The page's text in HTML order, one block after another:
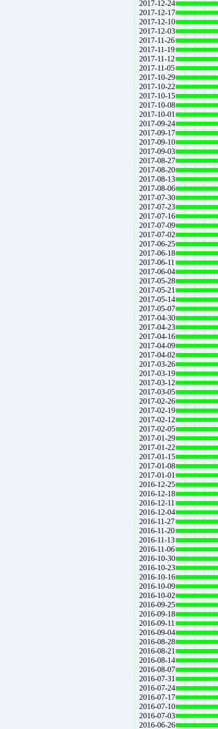
2017-12-24
2017-12-17
2017-12-10
2017-12-03
2017-11-26
2017-11-19
2017-11-12
2017-11-05
2017-10-29
2017-10-22
2017-10-15
2017-10-08
2017-10-01
2017-09-24
2017-09-17
2017-09-10
2017-09-03
2017-08-27
2017-08-20
2017-08-13
2017-08-06
2017-07-30
2017-07-23
2017-07-16
2017-07-09
2017-07-02
2017-06-25
2017-06-18
2017-06-11
2017-06-04
2017-05-28
2017-05-21
2017-05-14
2017-05-07
2017-04-30
2017-04-23
2017-04-16
2017-04-09
2017-04-02
2017-03-26
2017-03-19
2017-03-12
2017-03-05
2017-02-26
2017-02-19
2017-02-12
2017-02-05
2017-01-29
2017-01-22
2017-01-15
2017-01-08
2017-01-01
2016-12-25
2016-12-18
2016-12-11
2016-12-04
2016-11-27
2016-11-20
2016-11-13
2016-11-06
2016-10-30
2016-10-23
2016-10-16
2016-10-09
2016-10-02
2016-09-25
2016-09-18
2016-09-11
2016-09-04
2016-08-28
2016-08-21
2016-08-14
2016-08-07
2016-07-31
2016-07-24
2016-07-17
2016-07-10
2016-07-03
2016-06-26